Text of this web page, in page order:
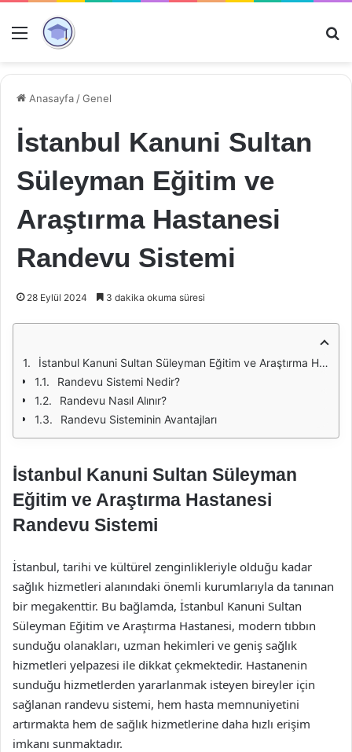
Menü
Anasayfa /Genel
İstanbul Kanuni Sultan
Süleyman Eğitim ve
Araştırma Hastanesi
Randevu Sistemi
28 Eylül 2024 3 dakika okuma süresi
İstanbul Kanuni Sultan Süleyman Eğitim ve Araştırma Hastanesi Randevu Sistemi
Randevu Sistemi Nedir?
Randevu Nasıl Alınır?
Randevu Sisteminin Avantajları
İstanbul Kanuni Sultan Süleyman
Eğitim ve Araştırma Hastanesi
Randevu Sistemi
İstanbul, tarihi ve kültürel zenginlikleriyle olduğu kadar
sağlık hizmetleri alanındaki önemli kurumlarıyla da tanınan
bir megakenttir. Bu bağlamda, İstanbul Kanuni Sultan
Süleyman Eğitim ve Araştırma Hastanesi, modern tıbbın
sunduğu olanakları, uzman hekimleri ve geniş sağlık
hizmetleri yelpazesi ile dikkat çekmektedir. Hastanenin
sunduğu hizmetlerden yararlanmak isteyen bireyler için
sağlanan randevu sistemi, hem hasta memnuniyetini
artırmakta hem de sağlık hizmetlerine daha hızlı erişim
imkanı sunmaktadır.